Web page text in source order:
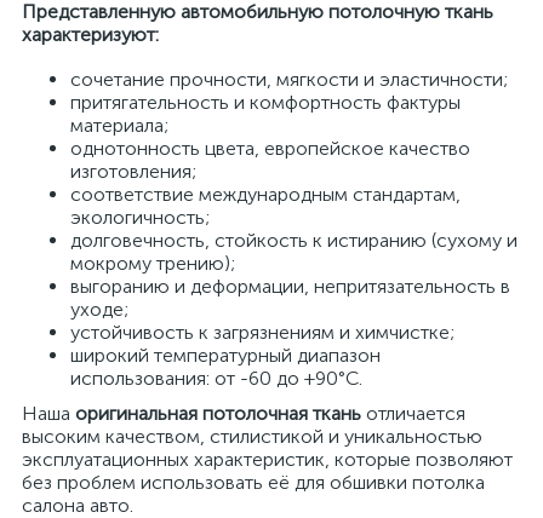
Представленную автомобильную потолочную ткань
характеризуют:
сочетание прочности, мягкости и эластичности;
притягательность и комфортность фактуры
материала;
однотонность цвета, европейское качество
изготовления;
соответствие международным стандартам,
экологичность;
долговечность, стойкость к истиранию (сухому и
мокрому трению);
выгоранию и деформации, непритязательность в
уходе;
устойчивость к загрязнениям и химчистке;
широкий температурный диапазон
использования: от -60 до +90°С.
Наша оригинальная потолочная ткань отличается
высоким качеством, стилистикой и уникальностью
эксплуатационных характеристик, которые позволяют
без проблем использовать её для обшивки потолка
салона авто.